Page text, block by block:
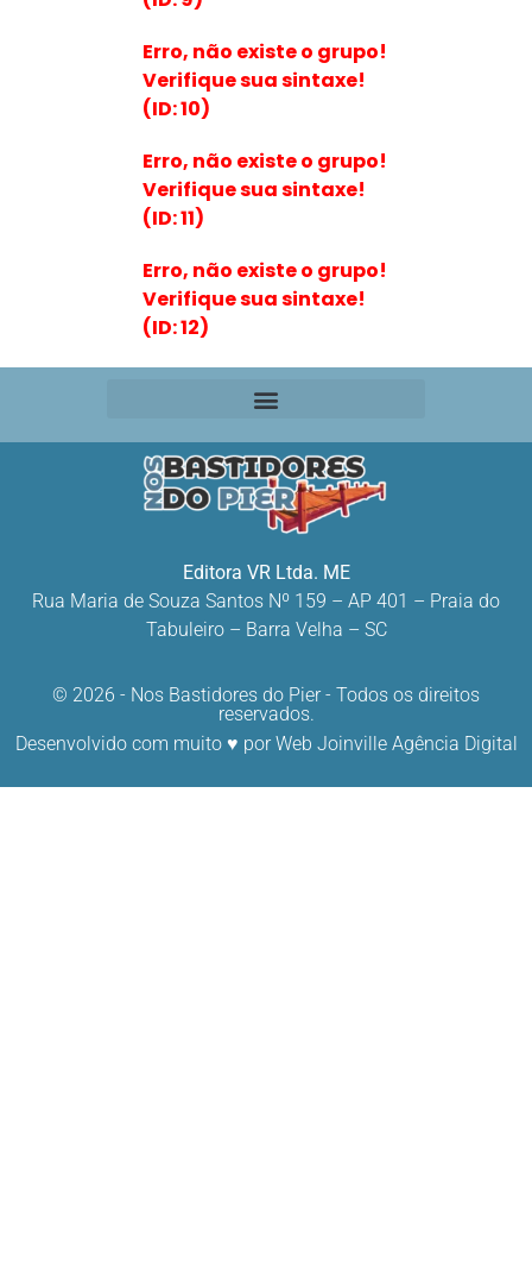
Erro, não existe o grupo!
Verifique sua sintaxe!
(ID: 10)
Erro, não existe o grupo!
Verifique sua sintaxe!
(ID: 11)
Erro, não existe o grupo!
Verifique sua sintaxe!
(ID: 12)
Editora VR Ltda. ME
Rua Maria de Souza Santos Nº 159 – AP 401 – Praia do
Tabuleiro – Barra Velha – SC
© 2026 - Nos Bastidores do Pier - Todos os direitos
reservados.
Desenvolvido com muito ♥ porWeb Joinville Agência Digital